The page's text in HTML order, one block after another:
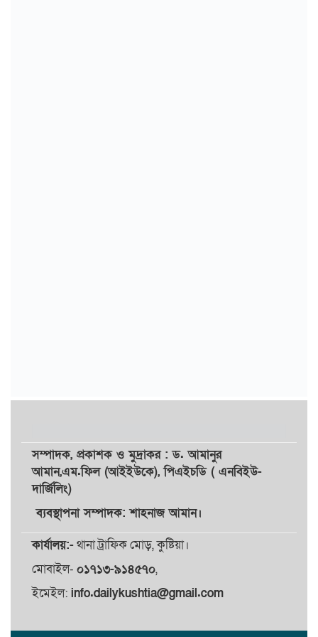
সম্পাদক, প্রকাশকওমুদ্রাকর: ড. আমানুর
আমান,এম.ফিল (আইইউকে), পিএইচডি ( এনবিইউ-
দার্জিলিং)
ব্যবস্থাপনা সম্পাদক: শাহনাজ আমান।
কার্যালয়:-থানা ট্রাফিক মোড়, কুষ্টিয়া।
মোবাইল- ০১৭১৩-৯১৪৫৭০,
ইমেইল: info.dailykushtia@gmail.com